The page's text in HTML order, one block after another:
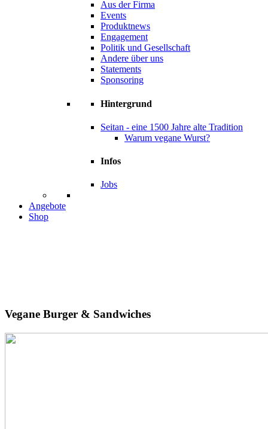
Aus der Firma
Events
Produktnews
Engagement
Politik und Gesellschaft
Andere über uns
Statements
Sponsoring
Hintergrund
Seitan - eine 1500 Jahre alte Tradition
Warum vegane Wurst?
Infos
Jobs
Angebote
Shop
Vegane Burger & Sandwiches